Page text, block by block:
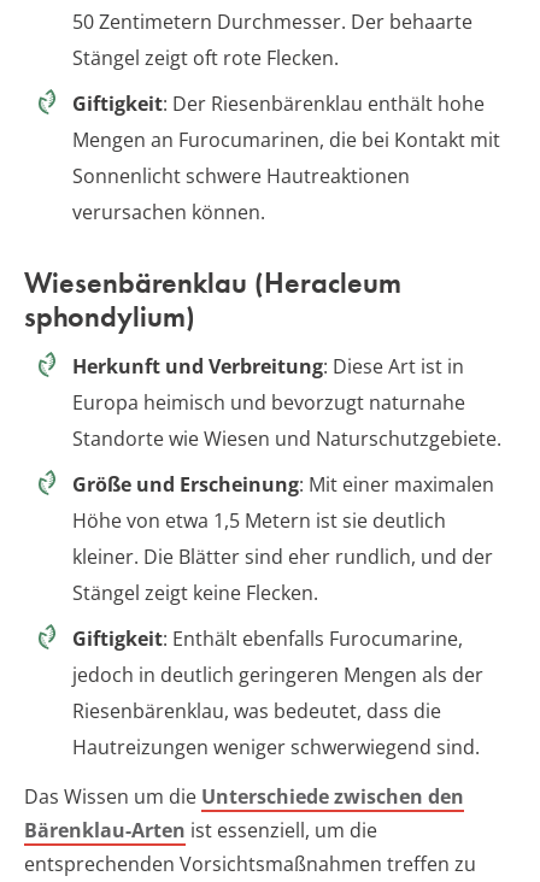
50 Zentimetern Durchmesser. Der behaarte
Stängel zeigt oft rote Flecken.
Giftigkeit: Der Riesenbärenklau enthält hohe
Mengen an Furocumarinen, die bei Kontakt mit
Sonnenlicht schwere Hautreaktionen
verursachen können.
Wiesenbärenklau (Heracleum
sphondylium)
Herkunft und Verbreitung: Diese Art ist in
Europa heimisch und bevorzugt naturnahe
Standorte wie Wiesen und Naturschutzgebiete.
Größe und Erscheinung: Mit einer maximalen
Höhe von etwa 1,5 Metern ist sie deutlich
kleiner. Die Blätter sind eher rundlich, und der
Stängel zeigt keine Flecken.
Giftigkeit: Enthält ebenfalls Furocumarine,
jedoch in deutlich geringeren Mengen als der
Riesenbärenklau, was bedeutet, dass die
Hautreizungen weniger schwerwiegend sind.
Das Wissen um die Unterschiede zwischen den
Bärenklau-Arten ist essenziell, um die
entsprechenden Vorsichtsmaßnahmen treffen zu